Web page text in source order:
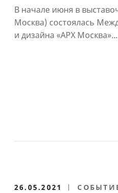
архитектурной
В начале июня в
Москва) состоялась
и дизайна «АРХ Москва»...
26.05.2021